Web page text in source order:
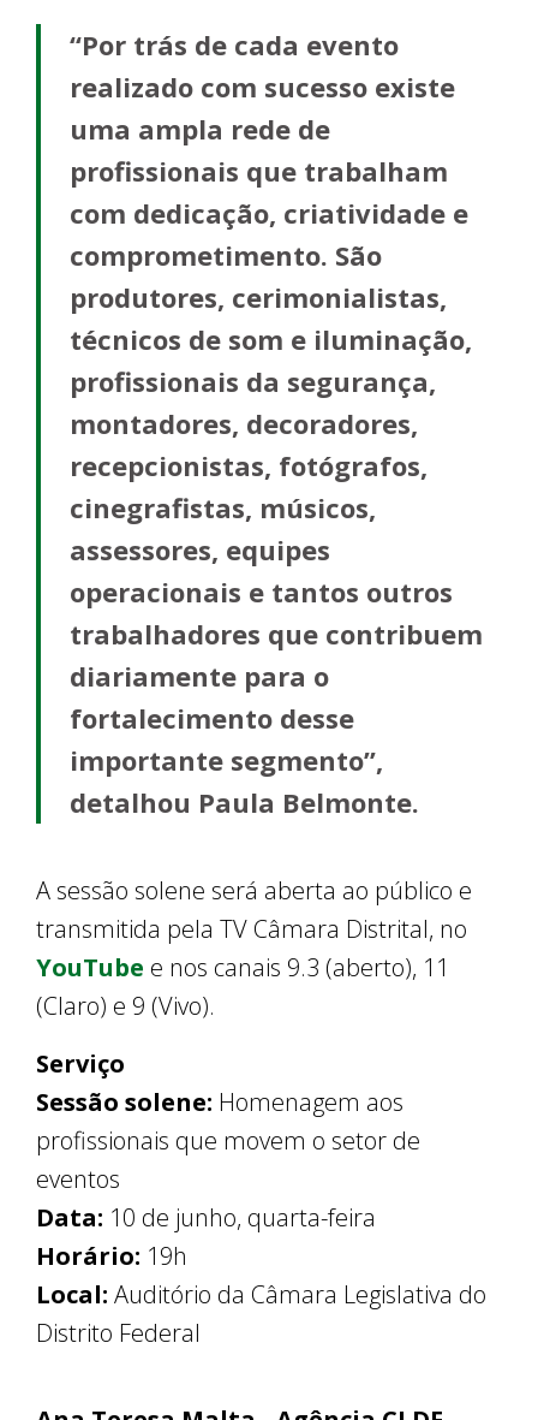
“Por trás de cada evento
realizado com sucesso existe
uma ampla rede de
profissionais que trabalham
com dedicação, criatividade e
comprometimento. São
produtores, cerimonialistas,
técnicos de som e iluminação,
profissionais da segurança,
montadores, decoradores,
recepcionistas, fotógrafos,
cinegrafistas, músicos,
assessores, equipes
operacionais e tantos outros
trabalhadores que contribuem
diariamente para o
fortalecimento desse
importante segmento”,
detalhou Paula Belmonte.
A sessão solene será aberta ao público e
transmitida pela TV Câmara Distrital, no
YouTube e nos canais 9.3 (aberto), 11
(Claro) e 9 (Vivo).
Serviço
Sessão solene: Homenagem aos
profissionais que movem o setor de
eventos
Data: 10 de junho, quarta-feira
Horário: 19h
Local: Auditório da Câmara Legislativa do
Distrito Federal